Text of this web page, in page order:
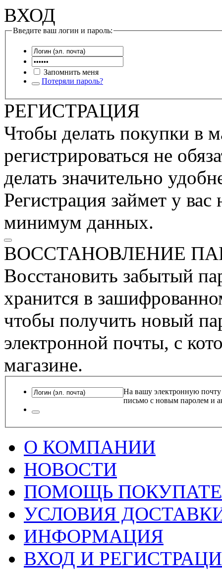
ВХОД
Введите ваш логин и пароль:
Запомнить меня
Потеряли пароль?
РЕГИСТРАЦИЯ
Чтобы делать покупки в
регистрироваться не
делать значительно
Регистрация займет у
минимум данных.
ВОССТАНОВЛЕНИЕ
Восстановить забытый
хранится в
чтобы получить новый
электронной почты, с
магазине.
На вашу электронную почту
письмо с новым паролем и
О КОМПАНИИ
НОВОСТИ
ПОМОЩЬ
УСЛОВИЯ
ИНФОРМАЦИЯ
ВХОД И